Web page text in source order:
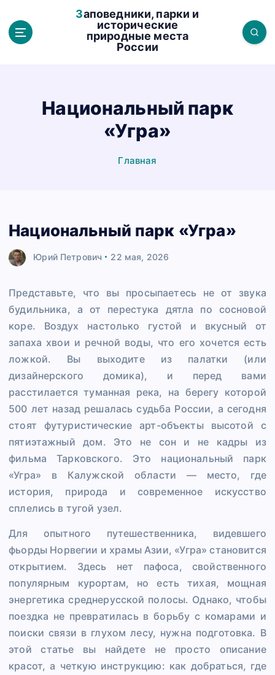
Заповедники, парки и
исторические
природные места
России
Национальный парк
«Угра»
Главная
Национальный парк «Угра»
Юрий Петрович 22 мая, 2026
Представьте, что вы просыпаетесь не от звука
будильника, а от перестука дятла по сосновой
коре. Воздух настолько густой и вкусный от
запаха хвои и речной воды, что его хочется есть
ложкой. Вы выходите из палатки (или
дизайнерского домика), и перед вами
расстилается туманная река, на берегу которой
500 лет назад решалась судьба России, а сегодня
стоят футуристические арт-объекты высотой с
пятиэтажный дом. Это не сон и не кадры из
фильма Тарковского. Это национальный парк
«Угра» в Калужской области — место, где
история, природа и современное искусство
сплелись в тугой узел.
Для опытного путешественника, видевшего
фьорды Норвегии и храмы Азии, «Угра» становится
открытием. Здесь нет пафоса, свойственного
популярным курортам, но есть тихая, мощная
энергетика среднерусской полосы. Однако, чтобы
поездка не превратилась в борьбу с комарами и
поиски связи в глухом лесу, нужна подготовка. В
этой статье вы найдете не просто описание
красот, а четкую инструкцию: как добраться, где